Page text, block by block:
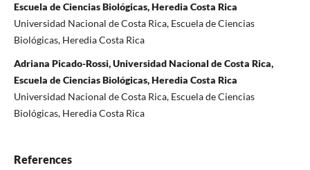
Escuela de Ciencias Biológicas, Heredia Costa Rica
Universidad Nacional de Costa Rica, Escuela de Ciencias
Biológicas, Heredia Costa Rica
Adriana Picado-Rossi, Universidad Nacional de Costa Rica,
Escuela de Ciencias Biológicas, Heredia Costa Rica
Universidad Nacional de Costa Rica, Escuela de Ciencias
Biológicas, Heredia Costa Rica
References